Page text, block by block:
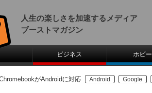
人生の楽しさを加速するメディア
ブーストマガジン
ビジネス ホビー
がAndroidに対応 Android Google